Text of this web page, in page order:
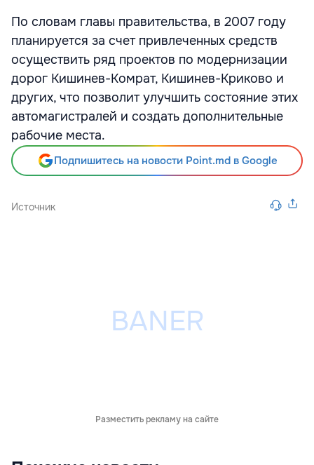
По словам главы правительства, в 2007 году
планируется за счет привлеченных средств
осуществить ряд проектов по модернизации
дорог Кишинев-Комрат, Кишинев-Криково и
других, что позволит улучшить состояние этих
автомагистралей и создать дополнительные
рабочие места.
Подпишитесь на новости Point.md в Google
Источник
Разместить рекламу на сайте